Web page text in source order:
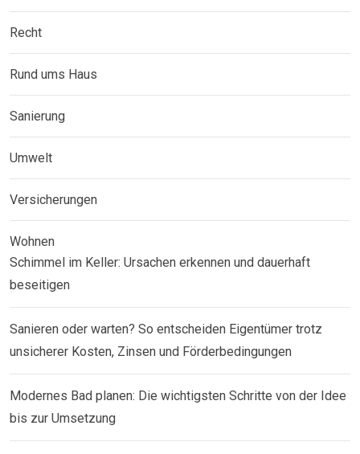
Recht
Rund ums Haus
Sanierung
Umwelt
Versicherungen
Wohnen
Schimmel im Keller: Ursachen erkennen und dauerhaft
beseitigen
Sanieren oder warten? So entscheiden Eigentümer trotz
unsicherer Kosten, Zinsen und Förderbedingungen
Modernes Bad planen: Die wichtigsten Schritte von der Idee
bis zur Umsetzung